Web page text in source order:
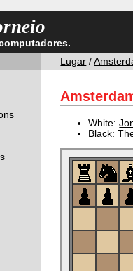
Lugar /
White:
Black: